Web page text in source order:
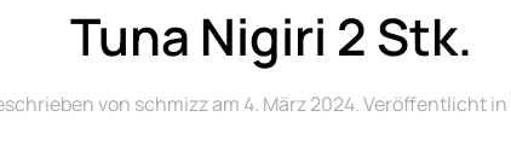
Tuna Nigiri 2 Stk.
von schmizzam 4. März 2024. Veröffentlicht in